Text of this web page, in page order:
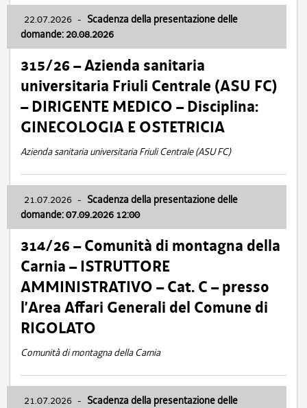
22.07.2026 - Scadenza della presentazione delle
domande: 20.08.2026
315/26 – Azienda sanitaria
universitaria Friuli Centrale (ASU FC)
– DIRIGENTE MEDICO – Disciplina:
GINECOLOGIA E OSTETRICIA
Azienda sanitaria universitaria Friuli Centrale (ASU FC)
21.07.2026 - Scadenza della presentazione delle
domande: 07.09.2026 12:00
314/26 – Comunità di montagna della
Carnia – ISTRUTTORE
AMMINISTRATIVO – Cat. C – presso
l’Area Affari Generali del Comune di
RIGOLATO
Comunità di montagna della Carnia
21.07.2026 - Scadenza della presentazione delle